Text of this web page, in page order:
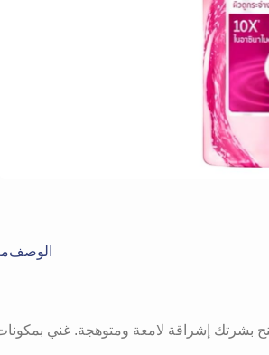
الوصف
إشراقة لامعة ومتوهجة. غني